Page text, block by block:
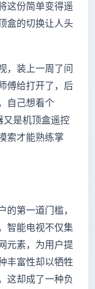
这份简单变得遥
盒的切换让人头
装上一周了问
傅给打开了，后
自己想看个
又是机顶盒遥控
索才能熟练掌
第一道门槛，
智能电视不仅集
元素，为用户提
丰富性却以牺牲
这却成了一种负